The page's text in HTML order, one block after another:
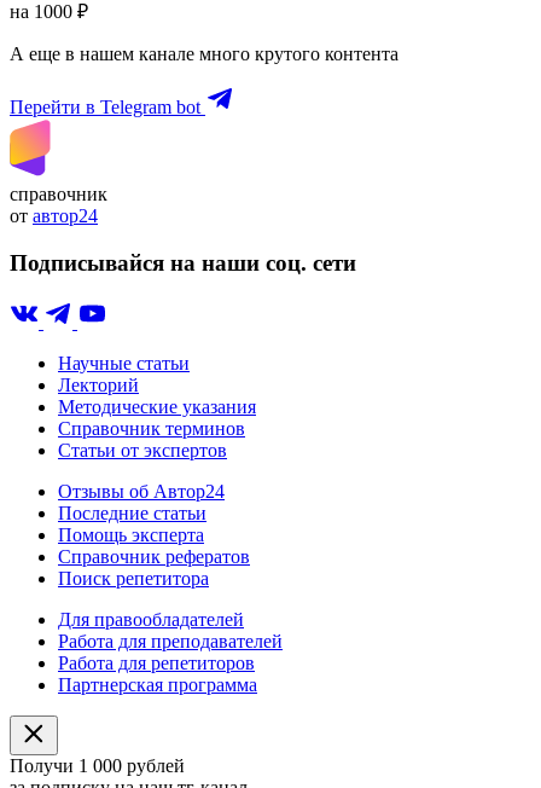
на 1000 ₽
А еще в нашем канале много крутого контента
Перейти в Telegram bot
справочник
от автор24
Подписывайся на наши соц. сети
Научные статьи
Лекторий
Методические указания
Справочник терминов
Статьи от экспертов
Отзывы об Автор24
Последние статьи
Помощь эксперта
Справочник рефератов
Поиск репетитора
Для правообладателей
Работа для преподавателей
Работа для репетиторов
Партнерская программа
Получи 1 000 рублей